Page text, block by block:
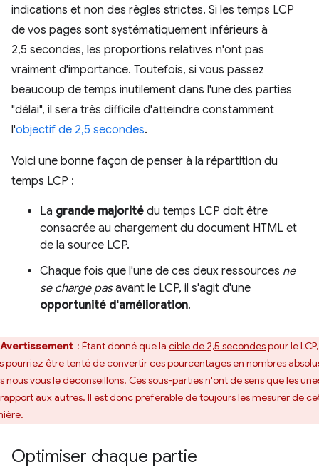
indications et non des règles strictes. Si les temps LCP
de vos pages sont systématiquement inférieurs à
2,5 secondes, les proportions relatives n'ont pas
vraiment d'importance. Toutefois, si vous passez
beaucoup de temps inutilement dans l'une des parties
"délai", il sera très difficile d'atteindre constamment
l'objectif de 2,5 secondes.
Voici une bonne façon de penser à la répartition du
temps LCP :
La grande majorité du temps LCP doit être
consacrée au chargement du document HTML et
de la source LCP.
Chaque fois que l'une de ces deux ressources ne
se charge pasavant le LCP, il s'agit d'une
opportunité d'amélioration.
Avertissement : Étant donné que la cible de 2,5 secondespour le LCP,
pourriez être tenté de convertir ces pourcentages en nombres
nous vous le déconseillons. Ces sous-parties n'ont de sens que les
aux autres. Il est donc préférable de toujours les mesurer de
Optimiser chaque partie